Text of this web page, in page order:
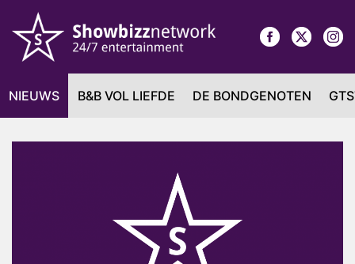
NIEUWS B&B VOL LIEFDE DE BONDGENOTEN